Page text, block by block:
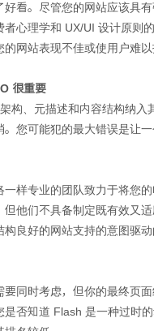
好看。尽管您的网站应该具
者心理学和 UX/UI 设计原则
网站表现不佳或使用户难
很重要
构、元描述和内容结构纳
。您可能犯的最大错误是让
一样专业的团队致力于将您
但他们不具备制定既有效又
良好的网站支持的意图驱动
同时考虑，但你的最终页
是否知道 Flash 是一种过时